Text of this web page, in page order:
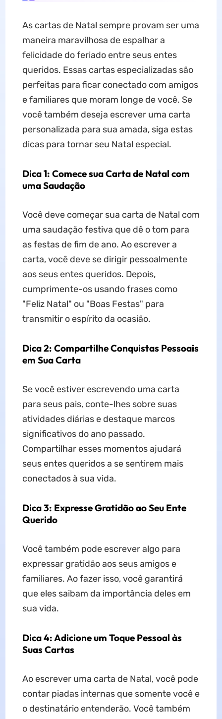
As cartas de Natal sempre provam ser uma
maneira maravilhosa de espalhar a
felicidade do feriado entre seus entes
queridos. Essas cartas especializadas são
perfeitas para ficar conectado com amigos
e familiares que moram longe de você. Se
você também deseja escrever uma carta
personalizada para sua amada, siga estas
dicas para tornar seu Natal especial.
Dica 1: Comece sua Carta de Natal com
uma Saudação
Você deve começar sua carta de Natal com
uma saudação festiva que dê o tom para
as festas de fim de ano. Ao escrever a
carta, você deve se dirigir pessoalmente
aos seus entes queridos. Depois,
cumprimente-os usando frases como
"Feliz Natal" ou "Boas Festas" para
transmitir o espírito da ocasião.
Dica 2: Compartilhe Conquistas Pessoais
em Sua Carta
Se você estiver escrevendo uma carta
para seus pais, conte-lhes sobre suas
atividades diárias e destaque marcos
significativos do ano passado.
Compartilhar esses momentos ajudará
seus entes queridos a se sentirem mais
conectados à sua vida.
Dica 3: Expresse Gratidão ao Seu Ente
Querido
Você também pode escrever algo para
expressar gratidão aos seus amigos e
familiares. Ao fazer isso, você garantirá
que eles saibam da importância deles em
sua vida.
Dica 4: Adicione um Toque Pessoal às
Suas Cartas
Ao escrever uma carta de Natal, você pode
contar piadas internas que somente você e
o destinatário entenderão. Você também